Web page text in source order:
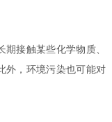
接触某些化学物质、
外，环境污染也可能对